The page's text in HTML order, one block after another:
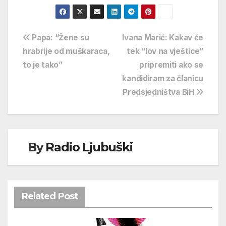
Navigacija
objava
Ivana Marić: Kakav će
tek “lov na vještice”
pripremiti ako se
kandidiram za članicu
Predsjedništva BiH
Papa: “Žene su
hrabrije od muškaraca,
to je tako”
ByRadio Ljubuški
Related Post